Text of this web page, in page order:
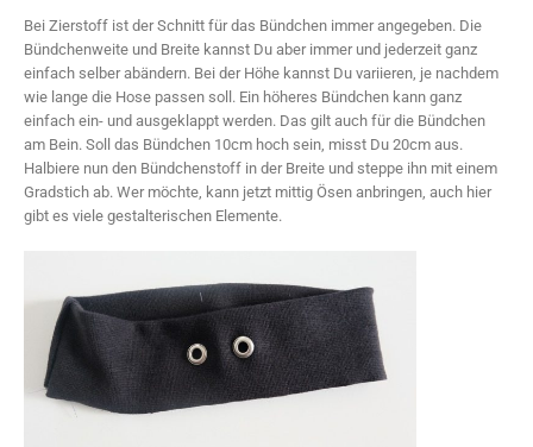
Bei Zierstoff ist der Schnitt für das Bündchen immer angegeben. Die
Bündchenweite und Breite kannst Du aber immer und jederzeit ganz
einfach selber abändern. Bei der Höhe kannst Du variieren, je nachdem
wie lange die Hose passen soll. Ein höheres Bündchen kann ganz
einfach ein- und ausgeklappt werden. Das gilt auch für die Bündchen
am Bein. Soll das Bündchen 10cm hoch sein, misst Du 20cm aus.
Halbiere nun den Bündchenstoff in der Breite und steppe ihn mit einem
Gradstich ab. Wer möchte, kann jetzt mittig Ösen anbringen, auch hier
gibt es viele gestalterischen Elemente.